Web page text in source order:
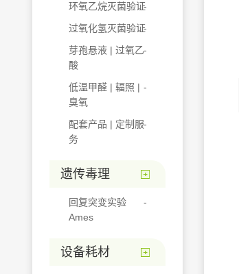
环氧乙烷灭菌验证
过氧化氢灭菌验证
芽孢悬液 | 过氧乙
酸
低温甲醛 | 辐照 |
臭氧
配套产品 | 定制服
务
遗传毒理
回复突变实验
Ames
设备耗材